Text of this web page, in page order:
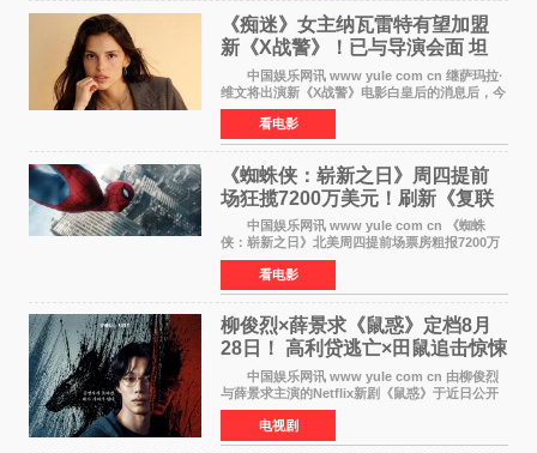
《痴迷》女主纳瓦雷特有望加盟
新《X战警》！已与导演会面 坦
言“魔形女一直很酷”
中国娱乐网讯 www yule com cn 继萨玛拉·
维文将出演新《X战警》电影白皇后的消息后，今
年暑期档大热恐怖片《痴迷》女主角印达·纳瓦雷
特也有望加盟这部备受瞩目的漫威新作——目前
还处于有
看电影
《蜘蛛侠：崭新之日》周四提前
场狂揽7200万美元！刷新《复联
4》保持影史纪录
中国娱乐网讯 www yule com cn 《蜘蛛
侠：崭新之日》北美周四提前场票房粗报7200万
美元，创下影史单片北美提前场票房新纪录——
此前该纪录由《复仇者联盟4：终局之战》的6000
万美元保持，本
看电影
柳俊烈×薛景求《鼠惑》定档8月
28日！ 高利贷逃亡×田鼠追击惊悚
来袭
中国娱乐网讯 www yule com cn 由柳俊烈
与薛景求主演的Netflix新剧《鼠惑》于近日公开
主海报，正式定档8月28日上线。 海报中，柳
俊烈与薛景求背对背站立，各自朝向相反方向，
幽暗的色调与
电视剧